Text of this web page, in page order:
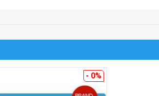
- 0%